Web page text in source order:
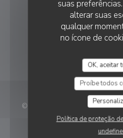
suas
alterar suas
qualquer
no ícone de
do
OK, aceitar
Proíbe todos
Política de proteção
© 2026 Le Paris 16 — Website
Zenchef
TERMOS